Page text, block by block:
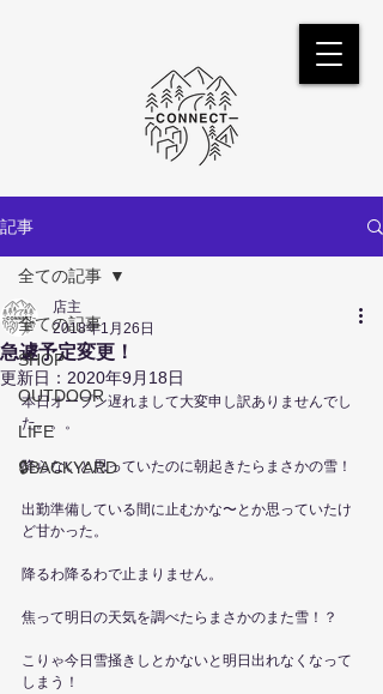
記事
全ての記事
SHOP
OUTDOOR
LIFE
🔒BACKYARD
全ての記事
急遽予定変更！
店主
2018年1月26日
更新日： 2020年9月18日
本日オープン遅れまして大変申し訳ありませんでし
た。。。
降らないと思っていたのに朝起きたらまさかの雪！
出勤準備している間に止むかな〜とか思っていたけ
ど甘かった。
降るわ降るわで止まりません。
焦って明日の天気を調べたらまさかのまた雪！？
こりゃ今日雪掻きしとかないと明日出れなくなって
しまう！